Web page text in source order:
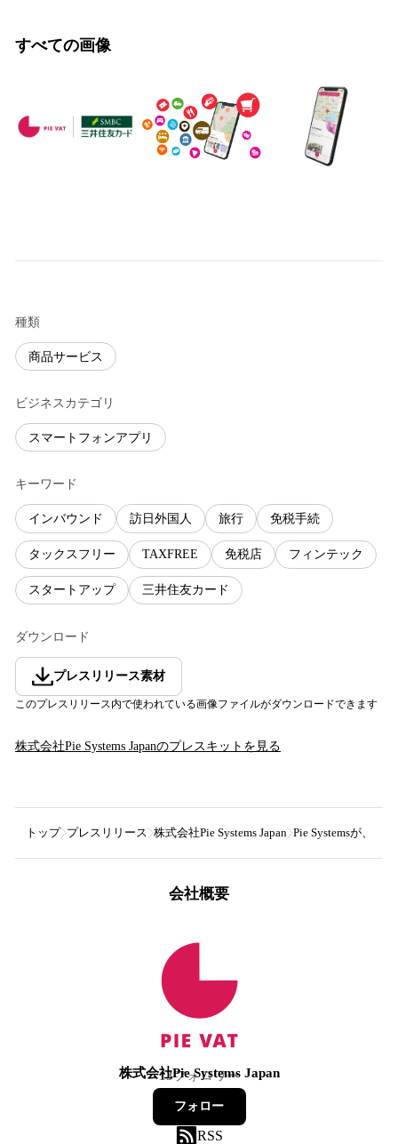
すべての画像
種類
商品サービス
ビジネスカテゴリ
スマートフォンアプリ
キーワード
インバウンド 訪日外国人 旅行 免税手続
タックスフリー TAXFREE 免税店 フィンテック
スタートアップ 三井住友カード
ダウンロード
プレスリリース素材
このプレスリリース内で使われている画像ファイルがダウンロードできます
株式会社Pie Systems Japanのプレスキットを見る
トップ プレスリリース 株式会社Pie Systems Japan Pie Systemsが、三
会社概要
株式会社Pie Systems Japan
13フォロワー
フォロー
RSS